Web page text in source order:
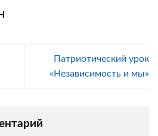
Патриотический урок
«Независимость и мы»